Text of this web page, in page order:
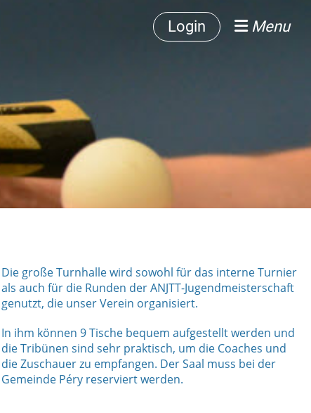
Login Menu
Die große Turnhalle wird sowohl für das interne Turnier
als auch für die Runden der ANJTT-Jugendmeisterschaft
genutzt, die unser Verein organisiert.
In ihm können 9 Tische bequem aufgestellt werden und
die Tribünen sind sehr praktisch, um die Coaches und
die Zuschauer zu empfangen. Der Saal muss bei der
Gemeinde Péry reserviert werden.